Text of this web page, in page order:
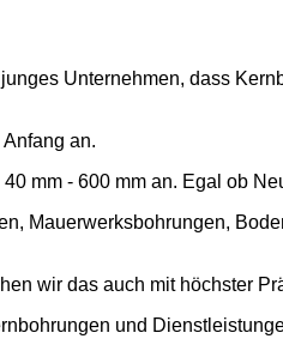
Unternehmen, dass
an.
mm - 600 mm an. Egal ob
Mauerwerksbohrungen,
wir das auch mit höchster
und